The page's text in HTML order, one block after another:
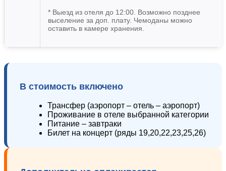
* Выезд из отеля до 12:00. Возможно позднее
выселение за доп. плату. Чемоданы можно
оставить в камере хранения.
В стоимость включено
Трансфер (аэропорт – отель – аэропорт)
Проживание в отеле выбранной категории
Питание – завтраки
Билет на концерт (ряды 19,20,22,23,25,26)